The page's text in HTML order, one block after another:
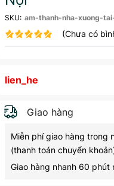
SKU: am-thanh-nha-xuong-
(Chưa có
lien_he
Giao hàng
Miễn phí giao hàng trong
(thanh toán chuyển
Giao hàng nhanh 60 phút